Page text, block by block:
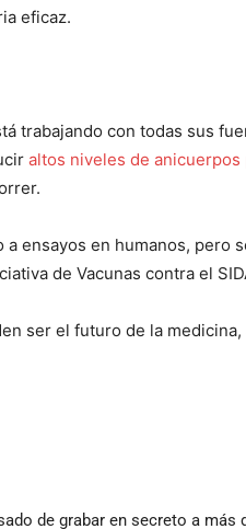
eficaz.
trabajando con todas sus
altos niveles de
ensayos en humanos, pero
de Vacunas contra el
ser el futuro de la
de grabar en secreto a más